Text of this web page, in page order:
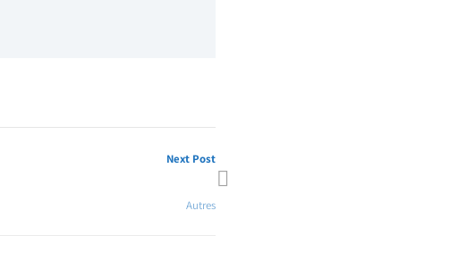
Next Post
Autres